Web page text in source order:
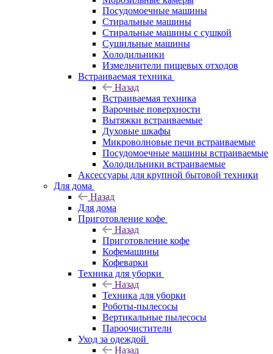
Посудомоечные машины
Стиральные машины
Стиральные машины с сушкой
Сушильные машины
Холодильники
Измельчители пищевых отходов
Встраиваемая техника
Назад
Встраиваемая техника
Варочные поверхности
Вытяжки встраиваемые
Духовые шкафы
Микроволновые печи встраиваемые
Посудомоечные машины встраиваемые
Холодильники встраиваемые
Аксессуары для крупной бытовой техники
Для дома
Назад
Для дома
Приготовление кофе
Назад
Приготовление кофе
Кофемашины
Кофеварки
Техника для уборки
Назад
Техника для уборки
Роботы-пылесосы
Вертикальные пылесосы
Пароочистители
Уход за одеждой
Назад